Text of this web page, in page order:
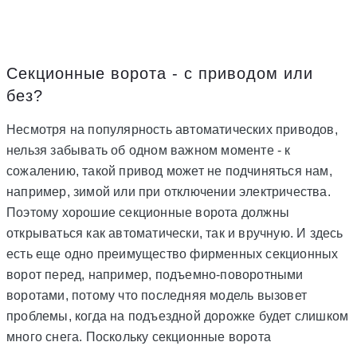
Секционные ворота - с приводом или
без?
Несмотря на популярность автоматических приводов,
нельзя забывать об одном важном моменте - к
сожалению, такой привод может не подчиняться нам,
например, зимой или при отключении электричества.
Поэтому хорошие секционные ворота должны
открываться как автоматически, так и вручную. И здесь
есть еще одно преимущество фирменных секционных
ворот перед, например, подъемно-поворотными
воротами, потому что последняя модель вызовет
проблемы, когда на подъездной дорожке будет слишком
много снега. Поскольку секционные ворота